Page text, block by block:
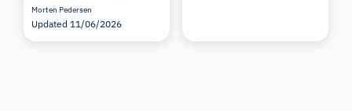
Morten Pedersen
Updated 11/06/2026